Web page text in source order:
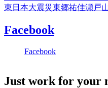
東日本大震災東郷祐佳瀬戸
Facebook
Facebook
Just work for your